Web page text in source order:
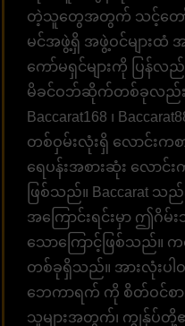
တဲ့သူတွေအတွက် သင့်တေ
မင်အဖွဲ့ရှိ အဖွဲ့ဝင်များထံ အမ
ကော်မရှင်များကို ပြန်
မိခင်ဝဘ်ဆိုက်တစ်ခုလည်
Baccarat168 ၊
တစ်ဝှမ်းလုံးရှိ လောင်းက
ရေပန်းအစားဆုံး လောင်း
ဖြစ်သည်။ Baccarat သ
အကြောင်းရင်းမှာ ဤဂိမ်
သောကြောင့်ဖြစ်သည်။
တစ်ခုရှိသည်။ အားလုံးပါ
ဘေကာရက် ကို စိတ်ဝင်စာ
သူများအတွက်၊ ကျွန်ုပ်